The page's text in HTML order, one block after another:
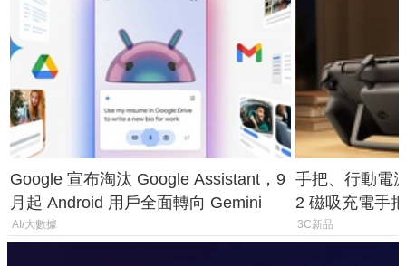
Google 宣布淘汰 Google Assistant，9
月起 Android 用戶全面轉向 Gemini
AI/大數據
手把、行動電
2 磁吸充電手
倍
3C新品